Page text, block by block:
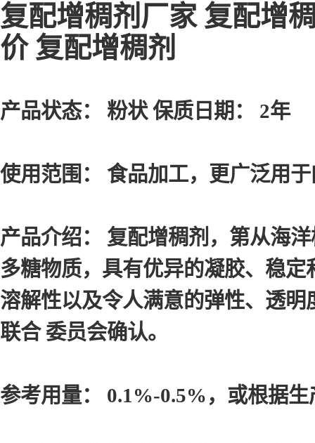
复配增稠剂厂家 复配增
价 复配增稠剂
产品状态： 粉状 保质日期： 2年
使用范围： 食品加工，更广泛用
产品介绍： 复配增稠剂，第从海
多糖物质，具有优异的凝胶、稳
溶解性以及令人满意的弹性、透
联合 委员会确认。
参考用量： 0.1%-0.5%，或根据